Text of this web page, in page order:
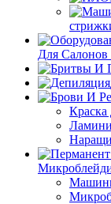
Для
Краска